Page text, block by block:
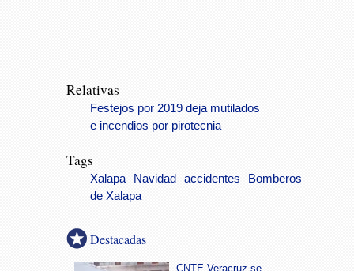
Relativas
Festejos por 2019 deja mutilados
e incendios por pirotecnia
Tags
Xalapa Navidad accidentes
Bomberos
de Xalapa
Destacadas
CNTE Veracruz se